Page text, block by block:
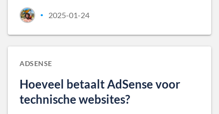
• 2025-01-24
ADSENSE
Hoeveel betaalt AdSense voor
technische websites?